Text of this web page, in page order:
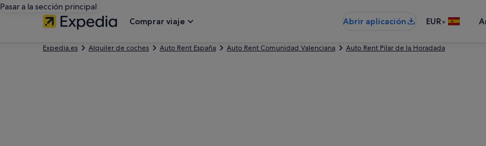
Pasar a la sección principal
Comprar viaje
Abrir aplicación EUR•
Expedia.es Alquiler de coches Auto Rent España Auto Rent Comunidad Valenciana Auto Rent Pilar de la Horadada